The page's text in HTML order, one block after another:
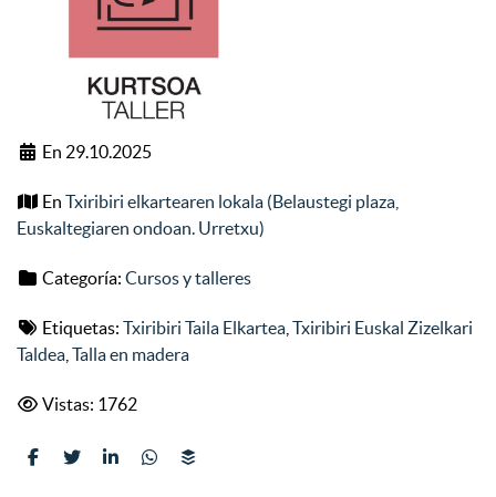
En 29.10.2025
En Txiribiri elkartearen lokala (Belaustegi plaza,
Euskaltegiaren ondoan. Urretxu)
Categoría: Cursos y talleres
Etiquetas: Txiribiri Taila Elkartea Txiribiri Euskal Zizelkari
Taldea Talla en madera
Vistas: 1762